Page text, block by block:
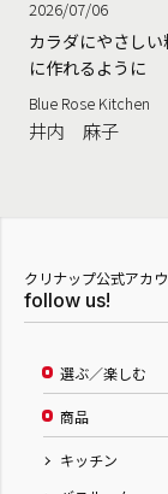
2026/07/06
カラダにやさし
に作れるように
Blue Rose Kitchen
井内 麻子
クリナップ公式アカ
follow us!
選ぶ／楽しむ
商品
キッチン